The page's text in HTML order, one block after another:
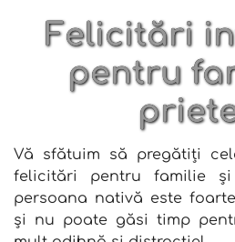
Felicitări
pentru
Vă sfătuim să pregătiți
felicitări pentru familie
persoana nativă este
și nu poate găsi timp